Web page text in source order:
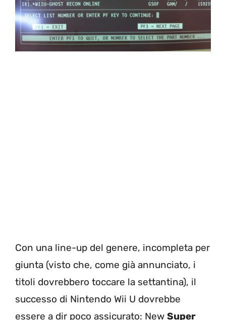
Con una line-up del genere, incompleta per
giunta (visto che, come già annunciato, i
titoli dovrebbero toccare la settantina), il
successo di Nintendo Wii U dovrebbe
essere a dir poco assicurato: New Super